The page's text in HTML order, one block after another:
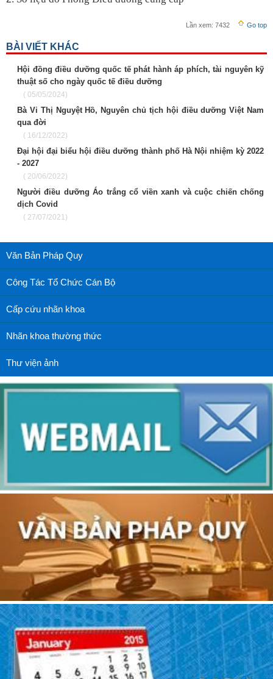
Lần xem: 7432 Go top
BÀI VIẾT KHÁC
Hội đồng điều dưỡng quốc tế phát hành áp phích, tài nguyên kỹ
thuật số cho ngày quốc tế điều dưỡng
( 05/05/2024)
Bà Vi Thị Nguyệt Hồ, Nguyên chủ tịch hội điều dưỡng Việt Nam
qua đời
( 16/12/2022)
Đại hội đại biểu hội điều dưỡng thành phố Hà Nội nhiệm kỳ 2022
- 2027
( 20/06/2022)
Người điều dưỡng Áo trắng cổ viền xanh và cuộc chiến chống
dịch Covid
( 27/07/2021)
Văn Bản Pháp Quy
Công Tác Tổ Chức Cán Bộ
Cấp cứu nhãn khoa
Nhãn khoa thường thức
Thư viện ảnh